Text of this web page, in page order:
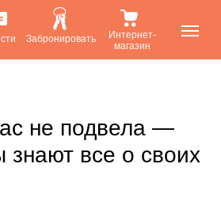
Забронировать
Интернет-
магазин
не подвела —
знают все о своих